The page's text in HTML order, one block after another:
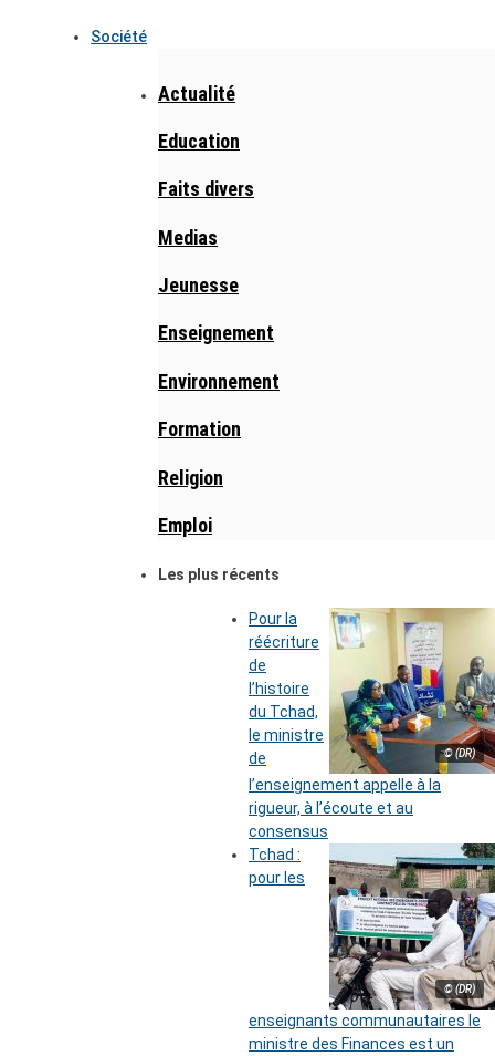
Société
Actualité
Education
Faits divers
Medias
Jeunesse
Enseignement
Environnement
Formation
Religion
Emploi
Les plus récents
© (DR)
Pour la
réécriture
de
l’histoire
du Tchad,
le ministre
de
l’enseignement appelle à la
rigueur, à l’écoute et au
consensus
© (DR)
Tchad :
pour les
enseignants communautaires le
ministre des Finances est un